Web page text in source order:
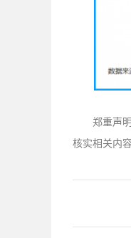
郑重声
核实相关内容